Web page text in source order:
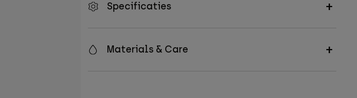
Specificaties
Materials & Care